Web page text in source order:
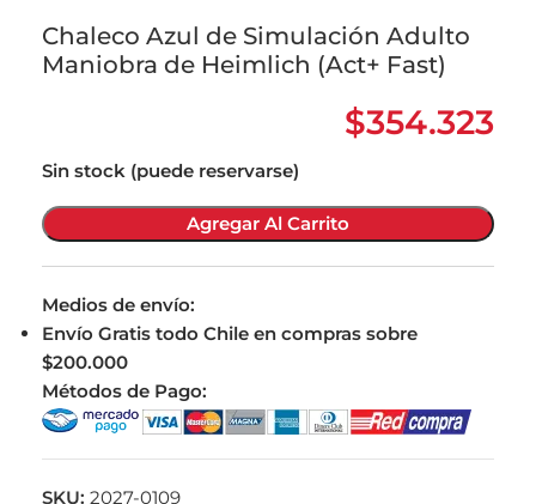
Chaleco Azul de Simulación Adulto
Maniobra de Heimlich (Act+ Fast)
$354.323
Sin stock (puede reservarse)
Agregar Al Carrito
Medios de envío:
Envío Gratis todo Chile en compras sobre
$200.000
Métodos de Pago:
SKU: 2027-0109